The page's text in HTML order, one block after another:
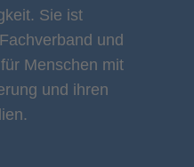
Sie ist
und
Menschen mit
und ihren